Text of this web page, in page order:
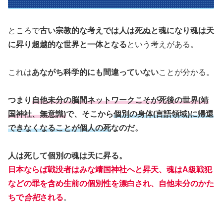
ところで古い宗教的な考えでは人は死ぬと魂になり魂は天
に昇り超越的な世界と一体となるという考えがある。
これはあながち科学的にも間違っていないことが分かる。
つまり自他未分の脳間ネットワークこそが死後の世界(靖
国神社、無意識)で、そこから個別の身体(言語領域)に帰還
できなくなることが個人の死なのだ。
人は死して個別の魂は天に昇る。
日本ならば戦没者はみな靖国神社へと昇天、魂はA級戦犯
などの罪を含め生前の個別性を漂白され、自他未分のかた
ちで合祀される。